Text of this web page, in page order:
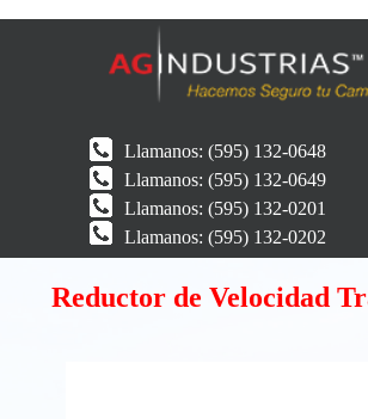
Llamanos: (595) 132-0648
Llamanos: (595) 132-0649
Llamanos: (595) 132-0201
Llamanos: (595) 132-0202
Reductor de Velocidad